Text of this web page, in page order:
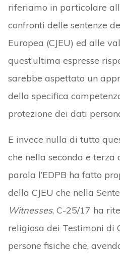
riferiamo in particolare
confronti delle sentenze
Europea (CJEU) ed alle
quest’ultima espresse
sarebbe aspettato un
della specifica
protezione dei dati
E invece nulla di tutto
che nella seconda e terza
parola l’EDPB ha fatto
della CJEU che nella
Witnesses, C-25/17 ha
religiosa dei Testimoni di
persone fisiche che,